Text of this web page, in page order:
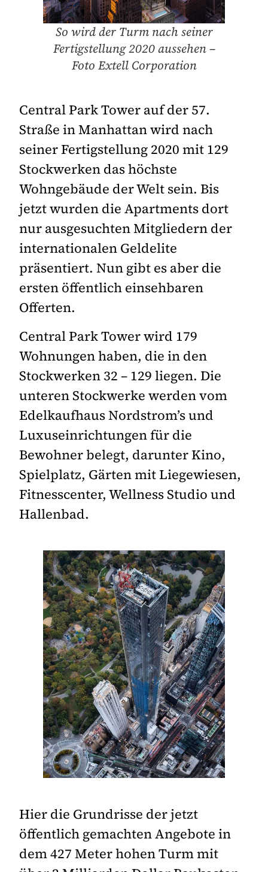
So wird der Turm nach seiner
Fertigstellung 2020 aussehen –
Foto Extell Corporation
Central Park Tower auf der 57.
Straße in Manhattan wird nach
seiner Fertigstellung 2020 mit 129
Stockwerken das höchste
Wohngebäude der Welt sein. Bis
jetzt wurden die Apartments dort
nur ausgesuchten Mitgliedern der
internationalen Geldelite
präsentiert. Nun gibt es aber die
ersten öffentlich einsehbaren
Offerten.
Central Park Tower wird 179
Wohnungen haben, die in den
Stockwerken 32 – 129 liegen. Die
unteren Stockwerke werden vom
Edelkaufhaus Nordstrom’s und
Luxuseinrichtungen für die
Bewohner belegt, darunter Kino,
Spielplatz, Gärten mit Liegewiesen,
Fitnesscenter, Wellness Studio und
Hallenbad.
Hier die Grundrisse der jetzt
öffentlich gemachten Angebote in
dem 427 Meter hohen Turm mit